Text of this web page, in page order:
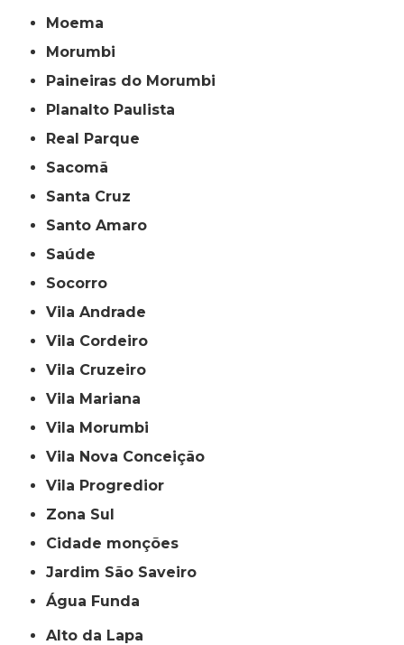
Moema
Morumbi
Paineiras do Morumbi
Planalto Paulista
Real Parque
Sacomã
Santa Cruz
Santo Amaro
Saúde
Socorro
Vila Andrade
Vila Cordeiro
Vila Cruzeiro
Vila Mariana
Vila Morumbi
Vila Nova Conceição
Vila Progredior
Zona Sul
cidade monções
jardim São Saveiro
Água Funda
Alto da Lapa